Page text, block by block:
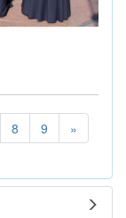
8 9 »